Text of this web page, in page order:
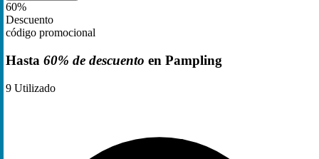
60%
Descuento
código promocional
Hasta 60% de descuento en Pampling
9 Utilizado